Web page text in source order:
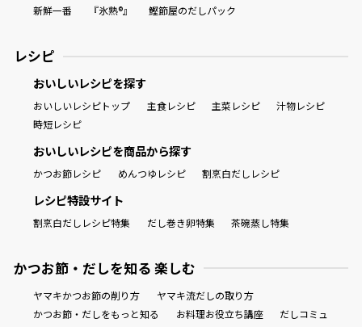
新鮮一番 『氷熟®』 鰹節屋のだしパック
レシピ
おいしいレシピを探す
おいしいレシピトップ 主食レシピ 主菜レシピ
汁物レシピ
時短レシピ
おいしいレシピを商品から探す
かつお節レシピ めんつゆレシピ 割烹白だしレシピ
レシピ特設サイト
割烹白だしレシピ特集 だし巻き卵特集 茶碗蒸し特集
かつお節・だしを知る 楽しむ
ヤマキかつお節の削り方
ヤマキ流だしの取り方
かつお節・だしをもっと知る
お料理お役立ち講座 だしコミュ